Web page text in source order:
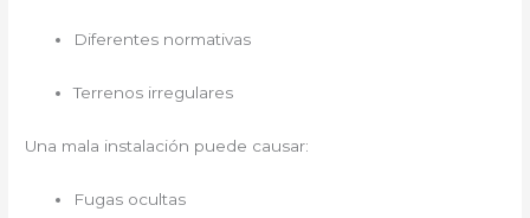
Diferentes normativas
Terrenos irregulares
Una mala instalación puede causar:
Fugas ocultas